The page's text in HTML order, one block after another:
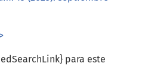
para este